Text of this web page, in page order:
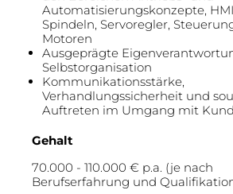
Automatisierungskonzepte,
Spindeln, Servoregler,
Motoren
Ausgeprägte
Selbstorganisation
Kommunikationsstärke,
Verhandlungssicherheit und
Auftreten im Umgang mit
Gehalt
70.000 - 110.000 € p.a. (je nach
Berufserfahrung und